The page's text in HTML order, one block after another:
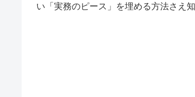
い「実務のピース」を埋める方法さえ